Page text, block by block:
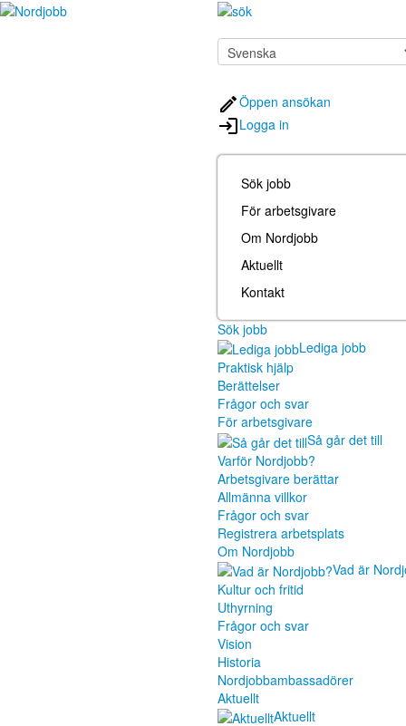
Öppen ansökan
Logga in
Sök jobb
För arbetsgivare
Om Nordjobb
Aktuellt
Kontakt
Sök jobb
Lediga jobb
Praktisk hjälp
Berättelser
Frågor och svar
För arbetsgivare
Så går det till
Varför Nordjobb?
Arbetsgivare berättar
Allmänna villkor
Frågor och svar
Registrera arbetsplats
Om Nordjobb
Vad är
Kultur och fritid
Uthyrning
Frågor och svar
Vision
Historia
Nordjobbambassadörer
Aktuellt
Aktuellt